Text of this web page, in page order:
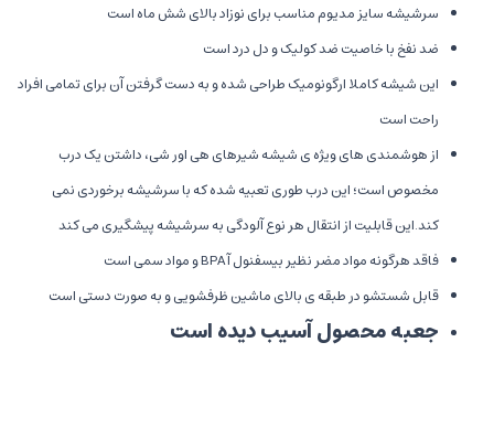
سرشیشه سایز مدیوم مناسب برای نوزاد بالای شش ماه است
ضد نفخ با خاصیت ضد کولیک و دل درد است
این شیشه کاملا ارگونومیک طراحی شده و به دست گرفتن آن برای تمامی افراد
راحت است
از هوشمندی های ویژه ی شیشه شیرهای هی اور شی، داشتن یک درب
مخصوص است؛ این درب طوری تعبیه شده که با سرشیشه برخوردی نمی
کند.این قابلیت از انتقال هر نوع آلودگی به سرشیشه پیشگیری می کند
فاقد هرگونه مواد مضر نظیر بیسفنول آ BPA و مواد سمی است
قابل شستشو در طبقه ی بالای ماشین ظرفشویی و به صورت دستی است
جعبه محصول آسیب دیده است